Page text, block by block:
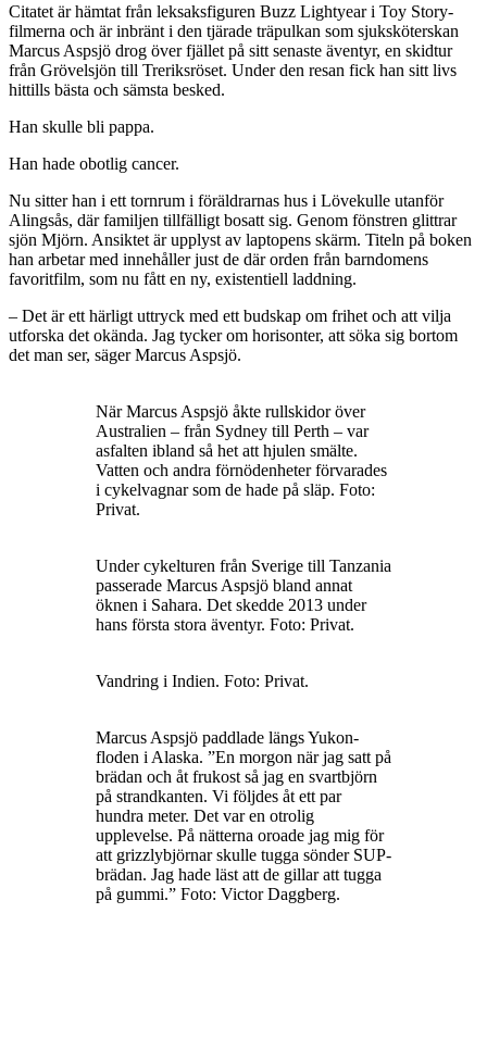
Citatet är hämtat från leksaksfiguren Buzz Lightyear i Toy Story-
filmerna och är inbränt i den tjärade träpulkan som sjuksköterskan
Marcus Aspsjö drog över fjället på sitt senaste äventyr, en skidtur
från Grövelsjön till Treriksröset. Under den resan fick han sitt livs
hittills bästa och sämsta besked.
Han skulle bli pappa.
Han hade obotlig cancer.
Nu sitter han i ett tornrum i föräldrarnas hus i Lövekulle utanför
Alingsås, där familjen tillfälligt bosatt sig. Genom fönstren glittrar
sjön Mjörn. Ansiktet är upplyst av laptopens skärm. Titeln på boken
han arbetar med innehåller just de där orden från barndomens
favoritfilm, som nu fått en ny, existentiell laddning.
– Det är ett härligt uttryck med ett budskap om frihet och att vilja
utforska det okända. Jag tycker om horisonter, att söka sig bortom
det man ser, säger Marcus Aspsjö.
När Marcus Aspsjö åkte rullskidor över
Australien – från Sydney till Perth – var
asfalten ibland så het att hjulen smälte.
Vatten och andra förnödenheter förvarades
i cykelvagnar som de hade på släp. Foto:
Privat.
Under cykelturen från Sverige till Tanzania
passerade Marcus Aspsjö bland annat
öknen i Sahara. Det skedde 2013 under
hans första stora äventyr. Foto: Privat.
Vandring i Indien. Foto: Privat.
Marcus Aspsjö paddlade längs Yukon-
floden i Alaska. ”En morgon när jag satt på
brädan och åt frukost så jag en svartbjörn
på strandkanten. Vi följdes åt ett par
hundra meter. Det var en otrolig
upplevelse. På nätterna oroade jag mig för
att grizzlybjörnar skulle tugga sönder SUP-
brädan. Jag hade läst att de gillar att tugga
på gummi.” Foto: Victor Daggberg.